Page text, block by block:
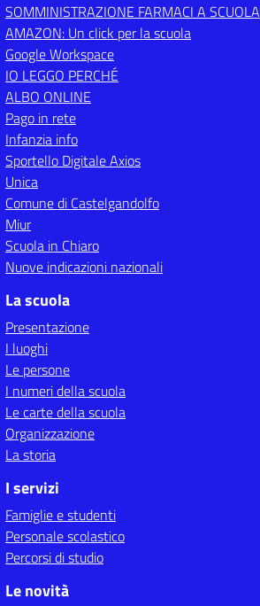
SOMMINISTRAZIONE FARMACI A SCUOLA
AMAZON: Un click per la scuola
Google Workspace
IO LEGGO PERCHÉ
ALBO ONLINE
Pago in rete
Infanzia info
Sportello Digitale Axios
Unica
Comune di Castelgandolfo
Miur
Scuola in Chiaro
Nuove indicazioni nazionali
La scuola
Presentazione
I luoghi
Le persone
I numeri della scuola
Le carte della scuola
Organizzazione
La storia
I servizi
Famiglie e studenti
Personale scolastico
Percorsi di studio
Le novità